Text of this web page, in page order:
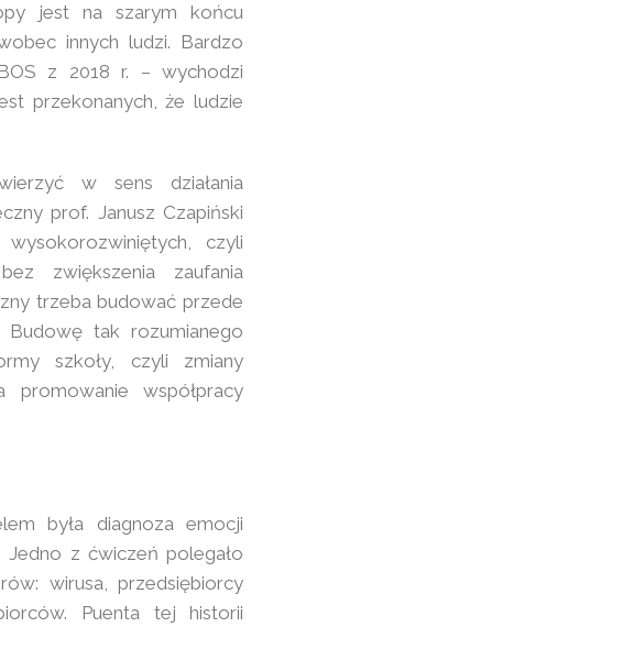
jest na szarym końcu
innych ludzi. Bardzo
z 2018 r. – wychodzi
przekonanych, że ludzie
w sens działania
prof. Janusz Czapiński
czyli
zwiększenia zaufania
trzeba budować przede
Budowę tak rozumianego
szkoły, czyli zmiany
promowanie współpracy
była diagnoza emocji
Jedno z ćwiczeń polegało
wirusa, przedsiębiorcy
Puenta tej historii